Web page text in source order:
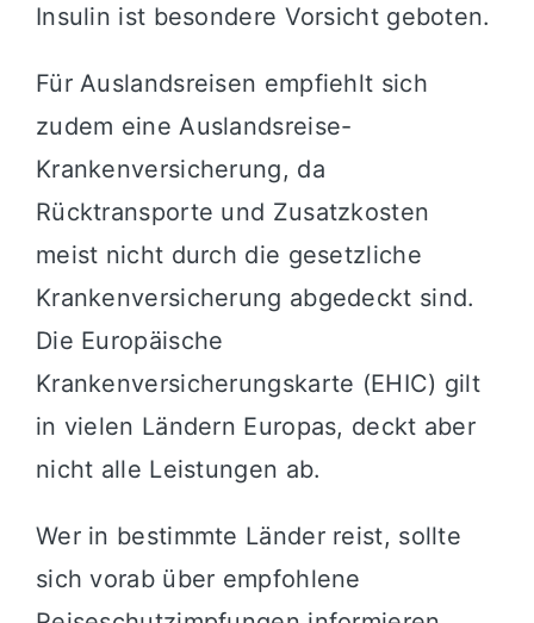
Insulin ist besondere Vorsicht geboten.
Für Auslandsreisen empfiehlt sich
zudem eine Auslandsreise-
Krankenversicherung, da
Rücktransporte und Zusatzkosten
meist nicht durch die gesetzliche
Krankenversicherung abgedeckt sind.
Die Europäische
Krankenversicherungskarte (EHIC) gilt
in vielen Ländern Europas, deckt aber
nicht alle Leistungen ab.
Wer in bestimmte Länder reist, sollte
sich vorab über empfohlene